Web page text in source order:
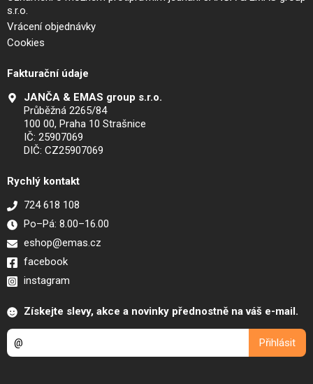
s.r.o.
Vrácení objednávky
Cookies
Fakturační údaje
JANČA & EMAS group s.r.o.
Průběžná 2265/84
100 00, Praha 10 Strašnice
IČ: 25907069
DIČ: CZ25907069
Rychlý kontakt
724 618 108
Po–Pá: 8.00–16.00
eshop@emas.cz
facebook
instagram
Získejte slevy, akce a novinky přednostně na váš e-mail.